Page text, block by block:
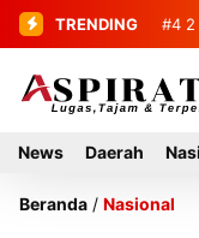
TRENDING #4
#5
News Daerah
Beranda / Nasional